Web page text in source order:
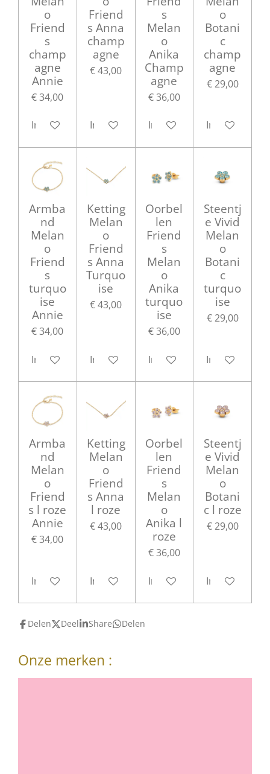
o
Friend
s
champ
agne
Annie
€ 34,00
In winkelwagen
Friend
s Anna
champ
agne
€ 43,00
In winkelwagen
s
Melan
o
Anika
Champ
agne
€ 36,00
In winkelwagen
o
Botani
c
champ
agne
€ 29,00
In
Armba
nd
Melan
o
Friend
s
turquo
ise
Annie
€ 34,00
In winkelwagen
Ketting
Melan
o
Friend
s Anna
Turquo
ise
€ 43,00
In winkelwagen
Oorbel
len
Friend
s
Melan
o
Anika
turquo
ise
€ 36,00
In winkelwagen
Steentj
e Vivid
Melan
o
Botani
c
turquo
ise
€ 29,00
In
Armba
nd
Melan
o
Friend
s l roze
Annie
€ 34,00
In winkelwagen
Ketting
Melan
o
Friend
s Anna
l roze
€ 43,00
In winkelwagen
Oorbel
len
Friend
s
Melan
o
Anika l
roze
€ 36,00
In winkelwagen
Steentj
e Vivid
Melan
o
Botani
c l roze
€ 29,00
In
Delen Deel Share Delen
Onze merken :